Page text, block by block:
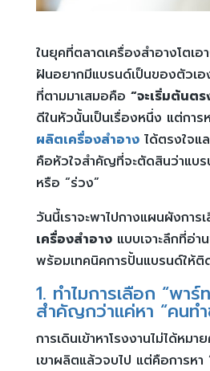
ในยุคที่ตลาดเครื่องสำอางโตเ
ฝันอยากมีแบรนด์เป็นของตัวเ
ที่ตามมาเสมอคือ “จะเริ่มต้นตร
ดีในหัวนั้นเป็นเรื่องหนึ่ง แต่การ
ผลิตเครื่องสำอางได้ตรงใจแ
คือหัวใจสำคัญที่จะตัดสินว่าแบ
หรือ “ร่วง”
วันนี้เราจะพาไปกางแผนผังการ
เครื่องสำอางแบบเจาะลึกที่อ่า
พร้อมเทคนิคการปั้นแบรนด์ให้ติ
1. ทำไมการเลือก “พาร์
สำคัญกว่าแค่หา “คนท
การเดินเข้าหาโรงงานไม่ได้หม
เขาผลิตแล้วจบไป แต่คือการหา